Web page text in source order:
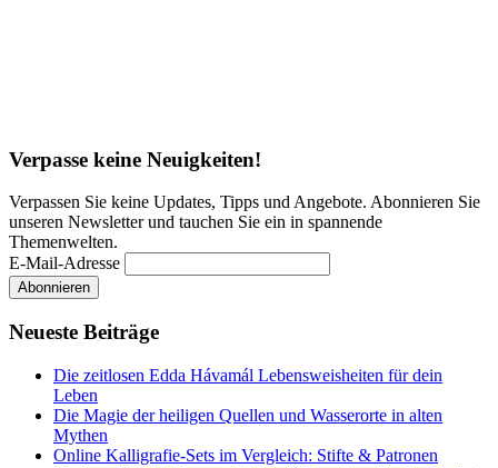
Verpasse keine Neuigkeiten!
Verpassen Sie keine Updates, Tipps und Angebote. Abonnieren Sie
unseren Newsletter und tauchen Sie ein in spannende
Themenwelten.
E-Mail-Adresse
Neueste Beiträge
Die zeitlosen Edda Hávamál Lebensweisheiten für dein
Leben
Die Magie der heiligen Quellen und Wasserorte in alten
Mythen
Online Kalligrafie‑Sets im Vergleich: Stifte & Patronen